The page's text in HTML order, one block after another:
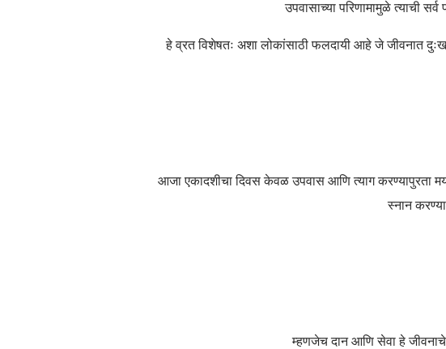
उपवासाच्या परिणामामुळे त्याची
हे व्रत विशेषतः अशा लोकांसाठी फलदायी आहे जे जीवनात
आजा एकादशीचा दिवस केवळ उपवास आणि त्याग करण्यापुरता
स्नान
म्हणजेच दान आणि सेवा हे